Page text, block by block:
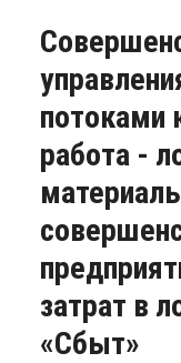
потоками
работа -
затрат в
«Сбыт»